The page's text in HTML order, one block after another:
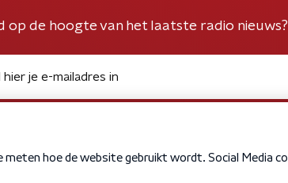
op de hoogte van het laatste radio nieuws?